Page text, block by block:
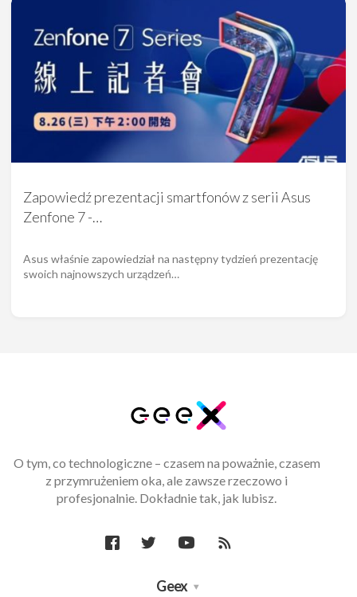
Zapowiedź prezentacji smartfonów z serii Asus
Zenfone 7 -…
Asus właśnie zapowiedział na następny tydzień prezentację
swoich najnowszych urządzeń…
O tym, co technologiczne – czasem na poważnie, czasem
z przymrużeniem oka, ale zawsze rzeczowo i
profesjonalnie. Dokładnie tak, jak lubisz.
Geex